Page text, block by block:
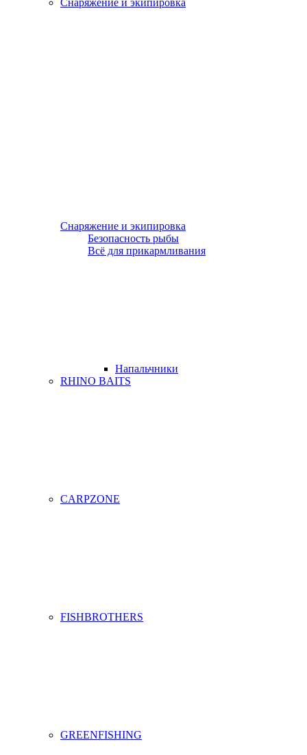
Снаряжение и экипировка
Снаряжение и экипировка
Безопасность рыбы
Всё для прикармливания
Напальчники
RHINO BAITS
CARPZONE
FISHBROTHERS
GREENFISHING